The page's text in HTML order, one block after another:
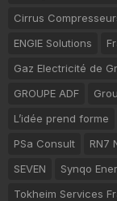
Cirrus
ENGIE Solutions
Gaz Electricité de
GROUPE ADF
L’idée prend forme
PSa Consult
RN7
SEVEN
Synqo
Tokheim Services